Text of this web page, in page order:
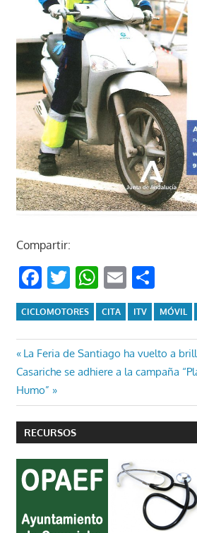
Compartir:
Facebook
Twitter
WhatsApp
Email
CICLOMOTORES CITA ITV MÓVIL
Navegación
de
entradas
Entrada
anterior:
La Feria de Santiago ha vuelto a
Entrada
siguiente:
Casariche se adhiere a la campaña
Humo”
RECURSOS